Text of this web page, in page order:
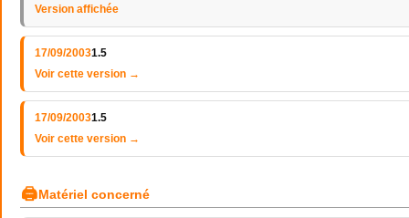
Version affichée
17/09/20031.5
Voir cette version →
17/09/20031.5
Voir cette version →
🖨Matériel concerné